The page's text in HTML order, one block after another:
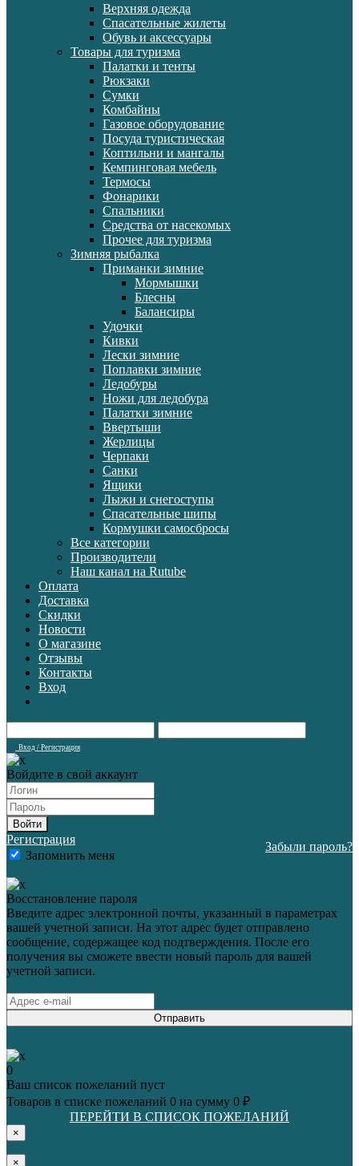
Верхняя одежда
Спасательные жилеты
Обувь и аксессуары
Товары для туризма
Палатки и тенты
Рюкзаки
Сумки
Комбайны
Газовое оборудование
Посуда туристическая
Коптильни и мангалы
Кемпинговая мебель
Термосы
Фонарики
Спальники
Средства от насекомых
Прочее для туризма
Зимняя рыбалка
Приманки зимние
Мормышки
Блесны
Балансиры
Удочки
Кивки
Лески зимние
Поплавки зимние
Ледобуры
Ножи для ледобура
Палатки зимние
Ввертыши
Жерлицы
Черпаки
Санки
Ящики
Лыжи и снегоступы
Спасательные шипы
Кормушки самосбросы
Все категории
Производители
Наш канал на Rutube
Оплата
Доставка
Скидки
Новости
О магазине
Отзывы
Контакты
Вход
Вход / Регистрация
Войдите в свой аккаунт
Войти
Регистрация
Запомнить меня
Забыли пароль?
Восстановление пароля
Введите адрес электронной почты, указанный в параметрах
вашей учетной записи. На этот адрес будет отправлено
сообщение, содержащее код подтверждения. После его
получения вы сможете ввести новый пароль для вашей
учетной записи.
Отправить
0
Ваш список пожеланий пуст
Товаров в списке пожеланий 0 на сумму 0 ₽
ПЕРЕЙТИ В СПИСОК ПОЖЕЛАНИЙ
×
×